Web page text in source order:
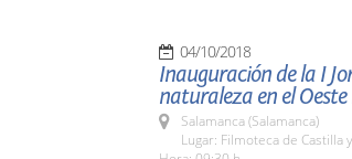
04/10/2018
Inauguración de la I
naturaleza en el
Salamanca (Salamanca)
Lugar: Filmoteca de Castilla